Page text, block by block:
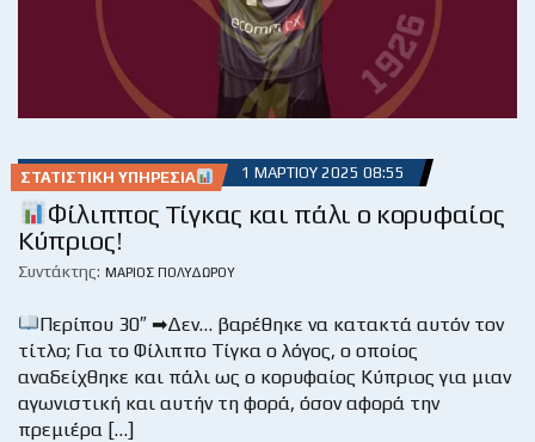
ΣΤΑΤΙΣΤΙΚΉ ΥΠΗΡΕΣΊΑ 1 ΜΑΡΤΊΟΥ 2025 08:55
Φίλιππος Τίγκας και πάλι ο κορυφαίος
Κύπριος!
Συντάκτης: ΜΆΡΙΟΣ ΠΟΛΥΔΏΡΟΥ
Περίπου 30″ ➡Δεν… βαρέθηκε να κατακτά αυτόν τον
τίτλο; Για το Φίλιππο Τίγκα ο λόγος, ο οποίος
αναδείχθηκε και πάλι ως ο κορυφαίος Κύπριος για μιαν
αγωνιστική και αυτήν τη φορά, όσον αφορά την
πρεμιέρα […]